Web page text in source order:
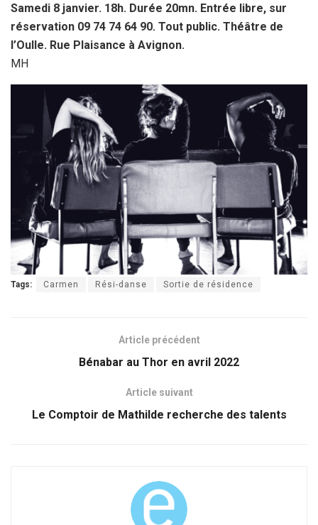
Samedi 8 janvier. 18h. Durée 20mn. Entrée libre, sur
réservation 09 74 74 64 90. Tout public. Théâtre de
l’Oulle. Rue Plaisance à Avignon.
MH
Tags: Carmen Rési-danse Sortie de résidence
Article précédent
Bénabar au Thor en avril 2022
Article suivant
Le Comptoir de Mathilde recherche des talents